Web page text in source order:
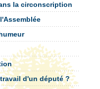
la circonscription
d'un député ?